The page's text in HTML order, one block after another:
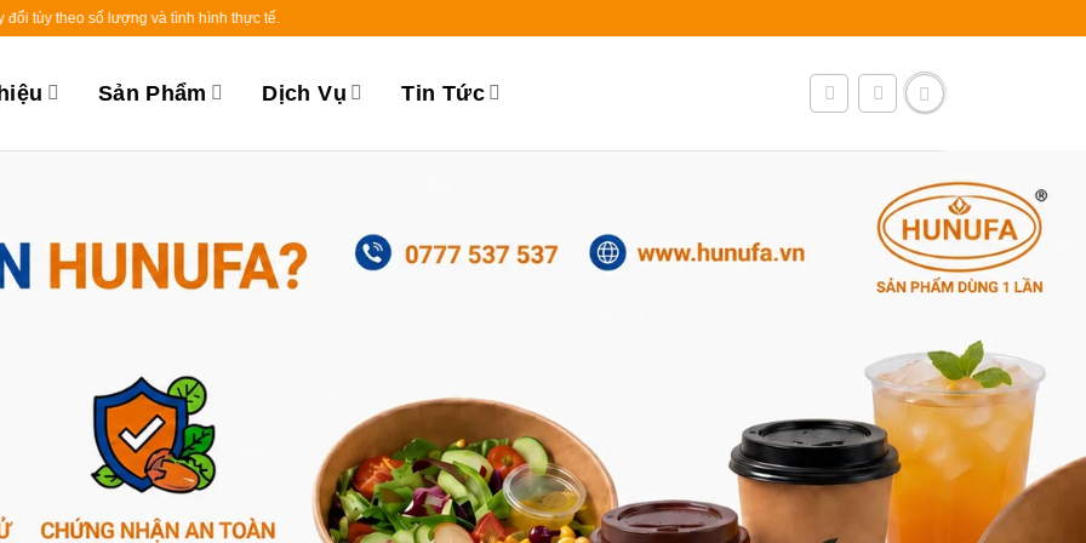
số lượng và tình hình thực tế.
Sản Phẩm Dịch Vụ Tin Tức